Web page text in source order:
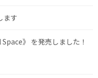
ます
》 を発売しました！